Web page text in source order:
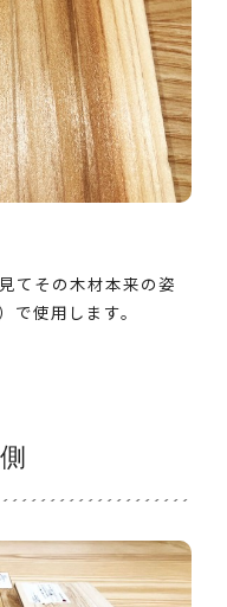
てその木材本来の姿
で使用します。